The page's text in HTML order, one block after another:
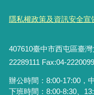
隱私權政策及資訊安全宣
407610臺中市西屯區臺
22289111 Fax:04-
辦公時間：8:00-17:00，
下班時間：8:00-8:30、